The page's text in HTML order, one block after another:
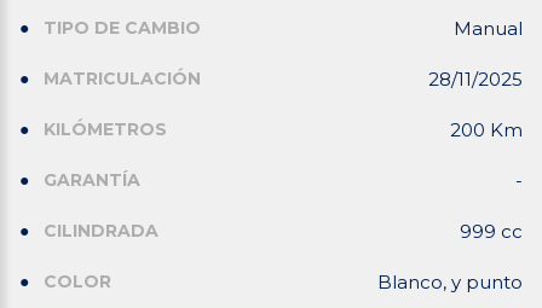
TIPO DE CAMBIO Manual
MATRICULACIÓN 28/11/2025
KILÓMETROS 200 Km
GARANTÍA -
CILINDRADA 999 cc
COLOR Blanco, y punto